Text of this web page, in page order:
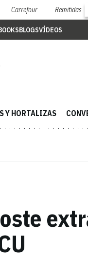
Carrefour Remitidas
BLOGSVÍDEOS
Y HORTALIZAS